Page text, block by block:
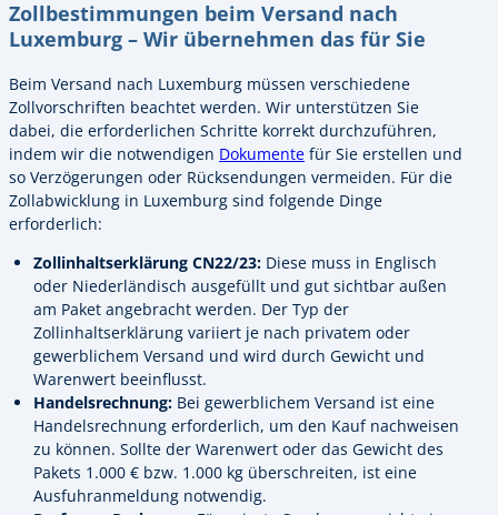
Zollbestimmungen beim Versand nach
Luxemburg – Wir übernehmen das für Sie
Beim Versand nach Luxemburg müssen verschiedene
Zollvorschriften beachtet werden. Wir unterstützen Sie
dabei, die erforderlichen Schritte korrekt durchzuführen,
indem wir die notwendigen Dokumente für Sie erstellen und
so Verzögerungen oder Rücksendungen vermeiden. Für die
Zollabwicklung in Luxemburg sind folgende Dinge
erforderlich:
Zollinhaltserklärung CN22/23: Diese muss in Englisch
oder Niederländisch ausgefüllt und gut sichtbar außen
am Paket angebracht werden. Der Typ der
Zollinhaltserklärung variiert je nach privatem oder
gewerblichem Versand und wird durch Gewicht und
Warenwert beeinflusst.
Handelsrechnung: Bei gewerblichem Versand ist eine
Handelsrechnung erforderlich, um den Kauf nachweisen
zu können. Sollte der Warenwert oder das Gewicht des
Pakets 1.000 € bzw. 1.000 kg überschreiten, ist eine
Ausfuhranmeldung notwendig.